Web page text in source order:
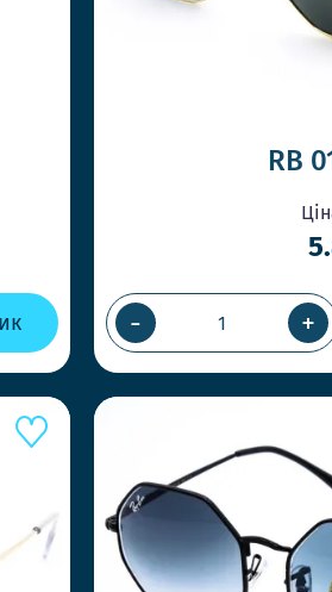
RB
- +
ПРИ ЗАМОВЛЕННІ ДО 14-00
швидко, щоб Ви
коли потрібно
НОВІ СТИЛЬНІ МОДЕЛІ
Ловіть тренди першими та